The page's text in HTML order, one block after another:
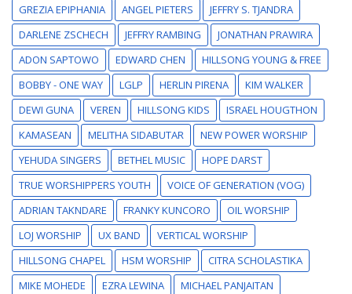
GREZIA EPIPHANIA
ANGEL PIETERS
JEFFRY S. TJANDRA
DARLENE ZSCHECH
JEFFRY RAMBING
JONATHAN PRAWIRA
ADON SAPTOWO
EDWARD CHEN
HILLSONG YOUNG & FREE
BOBBY - ONE WAY
LGLP HERLIN PIRENA
KIM WALKER
DEWI GUNA
VEREN HILLSONG KIDS
ISRAEL HOUGTHON
KAMASEAN
MELITHA SIDABUTAR
NEW POWER WORSHIP
YEHUDA SINGERS
BETHEL MUSIC
HOPE DARST
TRUE WORSHIPPERS YOUTH
VOICE OF GENERATION (VOG)
ADRIAN TAKNDARE
FRANKY KUNCORO
OIL WORSHIP
LOJ WORSHIP
UX BAND
VERTICAL WORSHIP
HILLSONG CHAPEL
HSM WORSHIP
CITRA SCHOLASTIKA
MIKE MOHEDE
EZRA LEWINA
MICHAEL PANJAITAN